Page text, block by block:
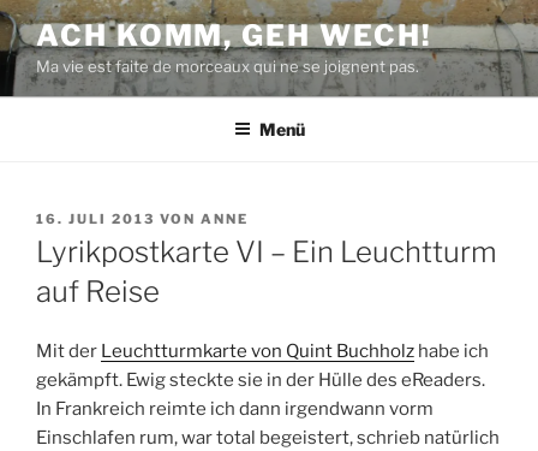
Zum
Inhalt
springen
ACH KOMM, GEH WECH!
Ma vie est faite de morceaux qui ne se joignent pas.
Menü
VERÖFFENTLICHT
AM
16. JULI 2013 VON ANNE
Lyrikpostkarte VI – Ein Leuchtturm
auf Reise
Mit der Leuchtturmkarte von Quint Buchholz habe ich
gekämpft. Ewig steckte sie in der Hülle des eReaders.
In Frankreich reimte ich dann irgendwann vorm
Einschlafen rum, war total begeistert, schrieb natürlich